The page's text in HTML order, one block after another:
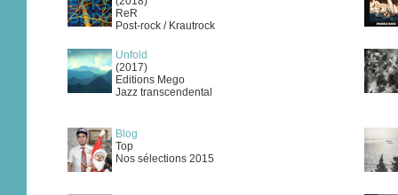
ReR
Post-rock / Krautrock
Unfold
(2017)
Editions Mego
Jazz transcendental
Blog
Top
Nos sélections 2015